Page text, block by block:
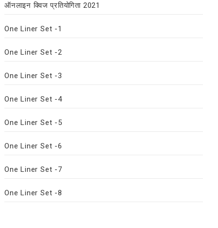
ऑनलाइन क्विज प्रतियोगिता 2021
One Liner Set -1
One Liner Set -2
One Liner Set -3
One Liner Set -4
One Liner Set -5
One Liner Set -6
One Liner Set -7
One Liner Set -8